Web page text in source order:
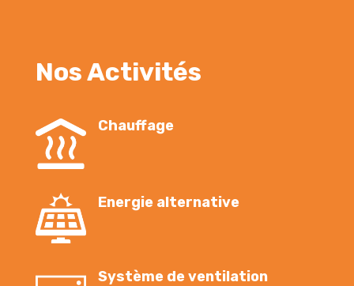
Nos Activités
Chauffage
Energie alternative
Système de ventilation